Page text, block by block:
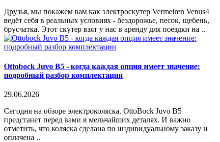
Друзья, мы покажем вам как электроскутер Vermeiren Venus4
ведёт себя в реальных условиях - бездорожье, песок, щебень,
брусчатка. Этот скутер взят у нас в аренду для поездки на ..
Ottobock Juvo B5 - когда каждая опция имеет значение:
подробный разбор комплектации
29.06.2026
Сегодня на обзоре электроколяска. OttoBock Juvo B5
предстанет перед вами в мельчайших деталях. И важно
отметить, что коляска сделана по индивидуальному заказу и
оплачена ..